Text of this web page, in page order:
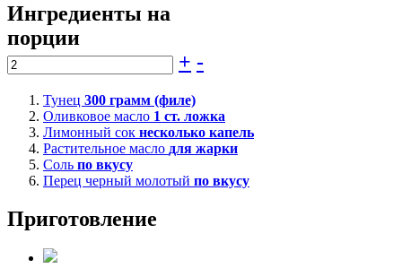
Ингредиенты на
порции
+ -
Тунец 300 грамм (филе)
Оливковое масло 1 ст. ложка
Лимонный сок несколько капель
Растительное масло для жарки
Соль по вкусу
Перец черный молотый по вкусу
Приготовление